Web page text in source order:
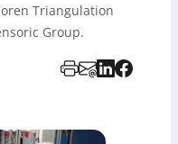
Triangulation
Group.